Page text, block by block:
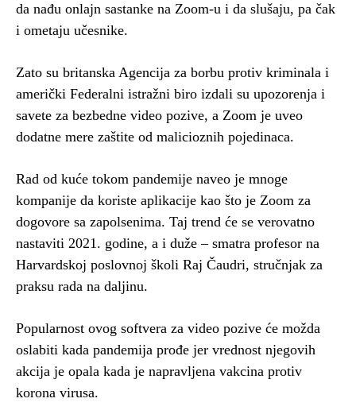
da nađu onlajn sastanke na Zoom-u i da slušaju, pa čak
i ometaju učesnike.
Zato su britanska Agencija za borbu protiv kriminala i
američki Federalni istražni biro izdali su upozorenja i
savete za bezbedne video pozive, a Zoom je uveo
dodatne mere zaštite od malicioznih pojedinaca.
Rad od kuće tokom pandemije naveo je mnoge
kompanije da koriste aplikacije kao što je Zoom za
dogovore sa zapolsenima. Taj trend će se verovatno
nastaviti 2021. godine, a i duže – smatra profesor na
Harvardskoj poslovnoj školi Raj Čaudri, stručnjak za
praksu rada na daljinu.
Popularnost ovog softvera za video pozive će možda
oslabiti kada pandemija prođe jer vrednost njegovih
akcija je opala kada je napravljena vakcina protiv
korona virusa.